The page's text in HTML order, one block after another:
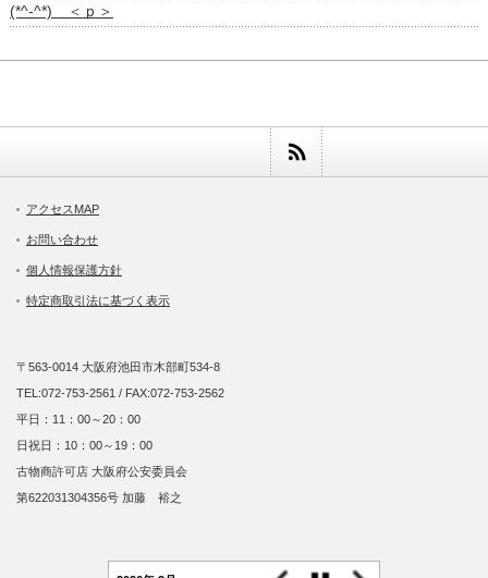
(*^-^*) ＜ｐ＞
アクセスMAP
お問い合わせ
個人情報保護方針
特定商取引法に基づく表示
〒563-0014 大阪府池田市木部町534-8
TEL:072-753-2561 / FAX:072-753-2562
平日：11：00～20：00
日祝日：10：00～19：00
古物商許可店 大阪府公安委員会
第622031304356号 加藤 裕之